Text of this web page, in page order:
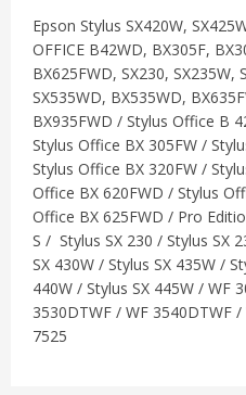
Epson Stylus SX420W,
OFFICE B42WD, BX305F,
BX625FWD, SX230, SX235W,
SX535WD, BX535WD,
BX935FWD / Stylus Office B
Stylus Office BX 305FW /
Stylus Office BX 320FW /
Office BX 620FWD / Stylus
Office BX 625FWD / Pro
S / Stylus SX 230 / Stylus SX
SX 430W / Stylus SX 435W /
440W / Stylus SX 445W / WF
3530DTWF / WF 3540DTWF
7525